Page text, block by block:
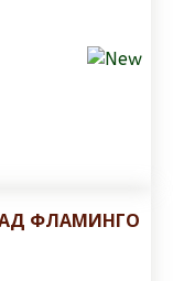
ФЛАМИНГО